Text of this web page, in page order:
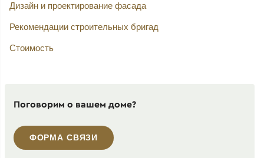
Дизайн и проектирование фасада
Рекомендации строительных бригад
Стоимость
Поговорим о вашем доме?
ФОРМА СВЯЗИ